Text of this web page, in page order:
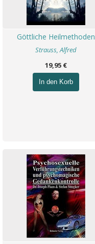
Göttliche Heilmethoden
Strauss, Alfred
19,95 €
In den Korb